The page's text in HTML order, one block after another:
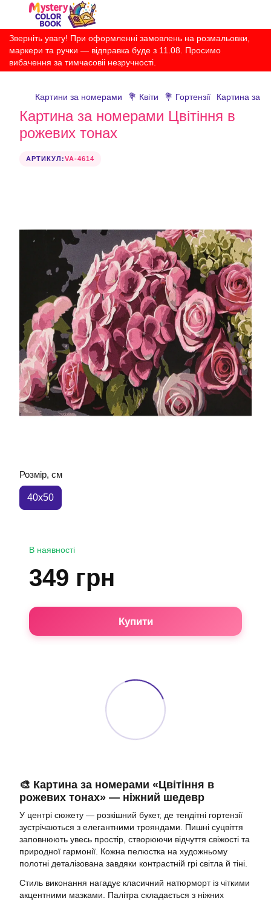
Зверніть увагу! При оформленні замовлень на розмальовки,
маркери та ручки — відправка буде з 11.08. Просимо
вибачення за тимчасовіі незручності.
Картини за номерами 💐 Квіти 💐 Гортензії Картина за
Картина за номерами Цвітіння в
рожевих тонах
АРТИКУЛ:VA-4614
Розмір, см
40x50
В наявності
349 грн
Купити
🎨 Картина за номерами «Цвітіння в
рожевих тонах» — ніжний шедевр
У центрі сюжету — розкішний букет, де тендітні гортензії
зустрічаються з елегантними трояндами. Пишні суцвіття
заповнюють увесь простір, створюючи відчуття свіжості та
природної гармонії. Кожна пелюстка на художньому
полотні деталізована завдяки контрастній грі світла й тіні.
Стиль виконання нагадує класичний натюрморт із чіткими
акцентними мазками. Палітра складається з ніжних